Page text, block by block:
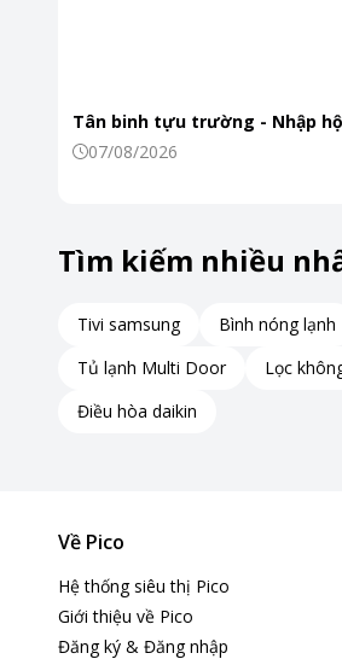
Tân binh tựu trường - Nhập
07/08/2026
Tìm kiếm nhiều
Tivi samsung Bình nóng lạnh
Tủ lạnh Multi Door
Lọc
Điều hòa daikin
Về Pico
Hệ thống siêu thị Pico
Giới thiệu về Pico
Đăng ký & Đăng nhập